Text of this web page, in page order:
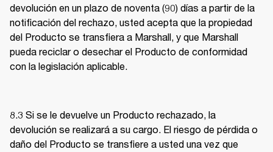
devolución en un plazo de noventa (90) días a partir de la
notificación del rechazo, usted acepta que la propiedad
del Producto se transfiera a Marshall, y que Marshall
pueda reciclar o desechar el Producto de conformidad
con la legislación aplicable.
8.3 Si se le devuelve un Producto rechazado, la
devolución se realizará a su cargo. El riesgo de pérdida o
daño del Producto se transfiere a usted una vez que